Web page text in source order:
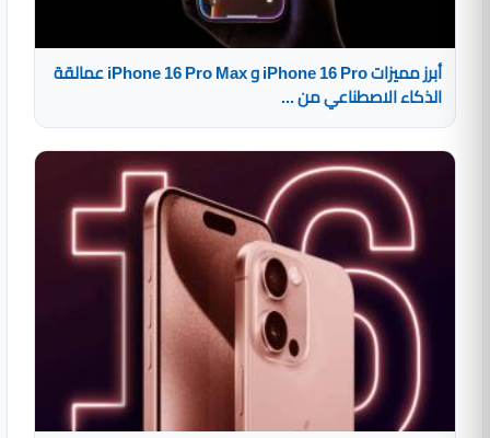
أبرز مميزات iPhone 16 Pro و iPhone 16 Pro Max عمالقة
الذكاء الاصطناعي من ...